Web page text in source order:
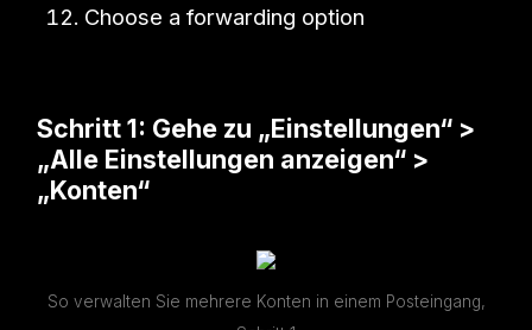
Choose a forwarding option
Schritt 1: Gehe zu „Einstellungen“ >
„Alle Einstellungen anzeigen“ >
„Konten“
So verwalten Sie mehrere Konten in einem Posteingang,